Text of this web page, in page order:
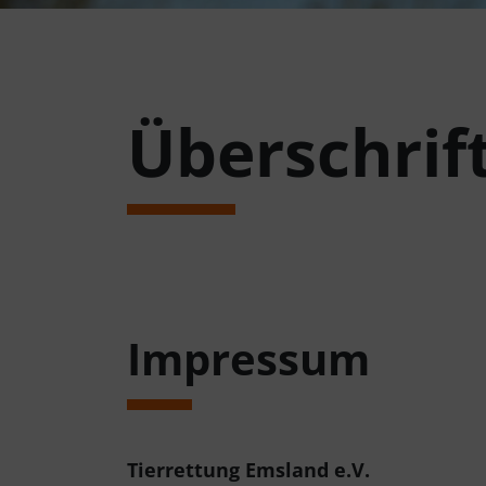
Impressum
Tierrettung Emsland e.V.